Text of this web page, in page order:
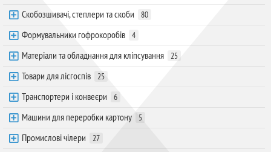
Скобозшивачі, степлери та скоби 80
Формувальники гофрокоробів 4
Матеріали та обладнання для кліпсування 25
Товари для лісгоспів 25
Транспортери і конвеєри 6
Машини для переробки картону 5
Промислові чілери 27